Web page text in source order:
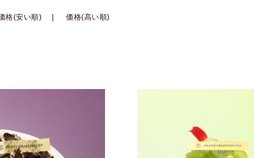
格(安い順) 価格(高い順)